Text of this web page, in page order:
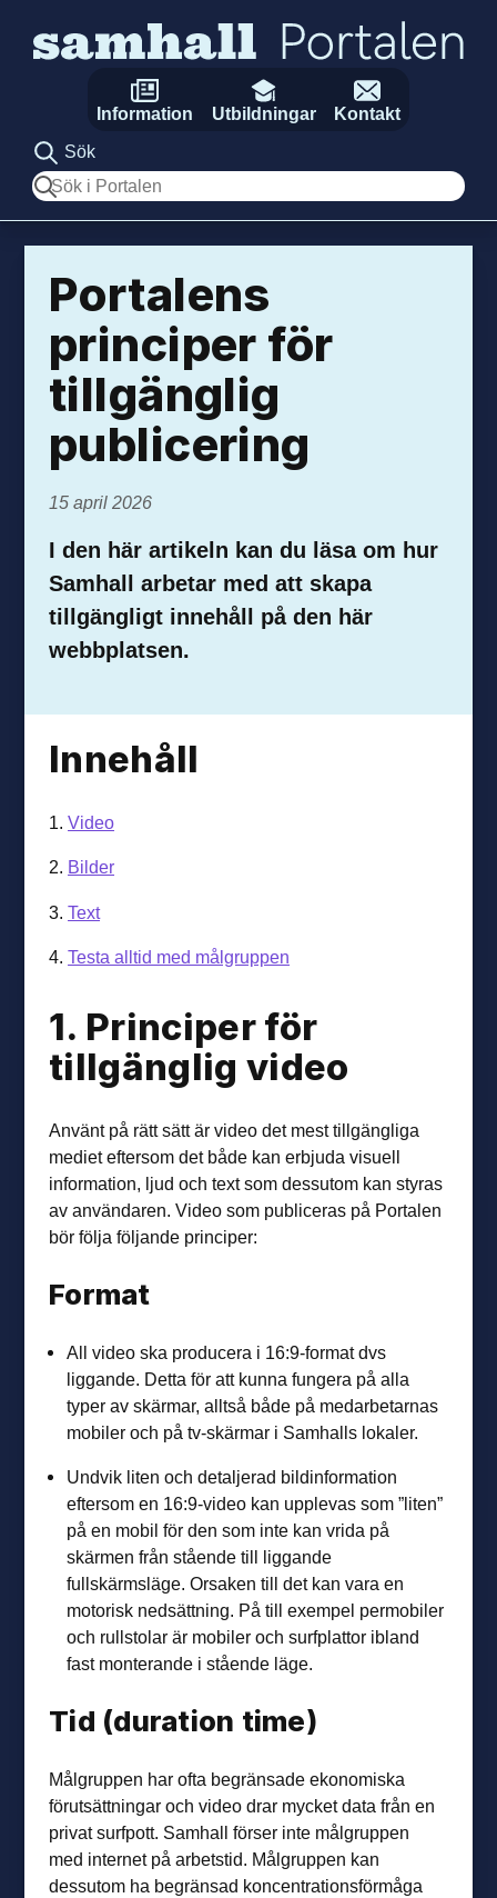
Information Utbildningar
Kontakt
Sök
Sök
Portalens
principer för
tillgänglig
publicering
15 april 2026
I den här artikeln kan du läsa om hur
Samhall arbetar med att skapa
tillgängligt innehåll på den här
webbplatsen.
Innehåll
1.Video
2. Bilder
3.Text
4.Testa alltid med målgruppen
1. Principer för
tillgänglig video
Använt på rätt sätt är video det mest tillgängliga
mediet eftersom det både kan erbjuda visuell
information, ljud och text som dessutom kan styras
av användaren. Video som publiceras på Portalen
bör följa följande principer:
Format
All video ska producera i 16:9-format dvs
liggande. Detta för att kunna fungera på alla
typer av skärmar, alltså både på medarbetarnas
mobiler och på tv-skärmar i Samhalls lokaler.
Undvik liten och detaljerad bildinformation
eftersom en 16:9-video kan upplevas som ”liten”
på en mobil för den som inte kan vrida på
skärmen från stående till liggande
fullskärmsläge. Orsaken till det kan vara en
motorisk nedsättning. På till exempel permobiler
och rullstolar är mobiler och surfplattor ibland
fast monterande i stående läge.
Tid (duration time)
Målgruppen har ofta begränsade ekonomiska
förutsättningar och video drar mycket data från en
privat surfpott. Samhall förser inte målgruppen
med internet på arbetstid. Målgruppen kan
dessutom ha begränsad koncentrationsförmåga